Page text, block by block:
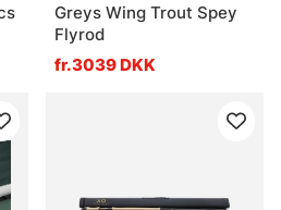
Greys Wing Trout Spey
Flyrod
fr.3039 DKK